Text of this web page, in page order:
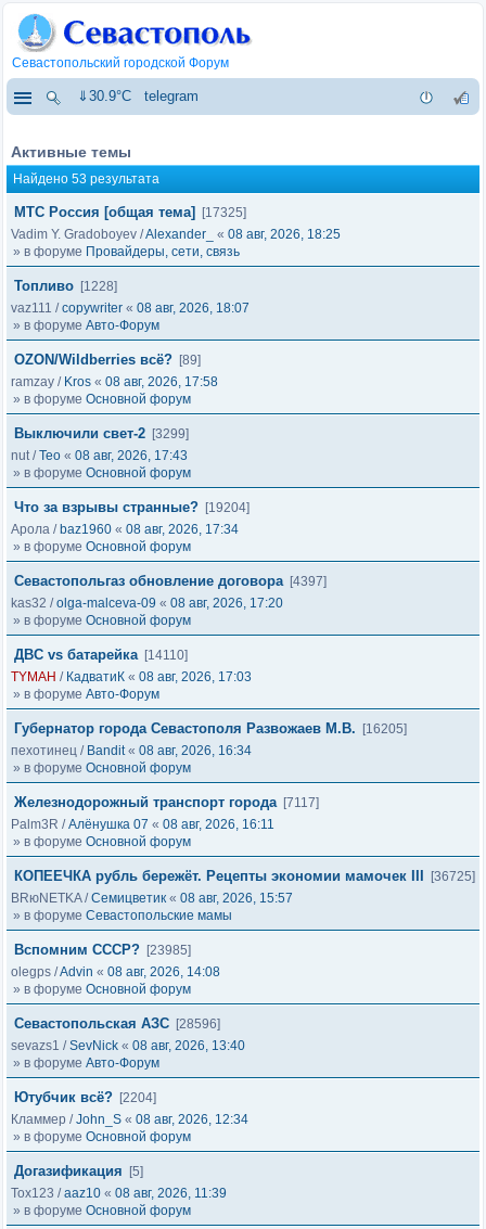
Севастопольский городской Форум
⇓30.9°C telegram
Активные темы
Найдено 53 результата
МТС Россия [общая тема]
[17325]
Vadim Y. Gradoboyev /Alexander_ « 08 авг, 2026, 18:25
» в форуме Провайдеры, сети, связь
Топливо [1228]
vaz111 /copywriter « 08 авг, 2026, 18:07
» в форуме Авто-Форум
OZON/Wildberries всё? [89]
ramzay / Kros « 08 авг, 2026, 17:58
» в форуме Основной форум
Выключили свет-2 [3299]
nut/Тео « 08 авг, 2026, 17:43
» в форуме Основной форум
Что за взрывы странные? [19204]
Арола / baz1960 « 08 авг, 2026, 17:34
» в форуме Основной форум
Севастопольгаз обновление договора [4397]
kas32 /olga-malceva-09 « 08 авг, 2026, 17:20
» в форуме Основной форум
ДВС vs батарейка [14110]
TYMAH / КадватиК « 08 авг, 2026, 17:03
» в форуме Авто-Форум
Губернатор города Севастополя Развожаев М.В.
[16205]
пехотинец / Bandit« 08 авг, 2026, 16:34
» в форуме Основной форум
Железнодорожный транспорт города [7117]
Palm3R /Алёнушка 07 « 08 авг, 2026, 16:11
» в форуме Основной форум
КОПЕЕЧКА рубль бережёт. Рецепты экономии мамочек III
[36725]
BRюNETKA/Семицветик « 08 авг, 2026, 15:57
» в форуме Севастопольские мамы
Вспомним СССР? [23985]
olegps /Advin « 08 авг, 2026, 14:08
» в форуме Основной форум
Севастопольская АЗС [28596]
sevazs1 /SevNick « 08 авг, 2026, 13:40
» в форуме Авто-Форум
Ютубчик всё? [2204]
Кламмер /John_S « 08 авг, 2026, 12:34
» в форуме Основной форум
Догазификация
[5]
Tox123 /aaz10 « 08 авг, 2026, 11:39
» в форуме Основной форум